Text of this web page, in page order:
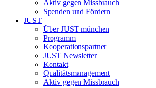
Aktiv gegen Missbrauch
Spenden und Fördern
JUST
Über JUST münchen
Programm
Kooperationspartner
JUST Newsletter
Kontakt
Qualitätsmanagement
Aktiv gegen Missbrauch